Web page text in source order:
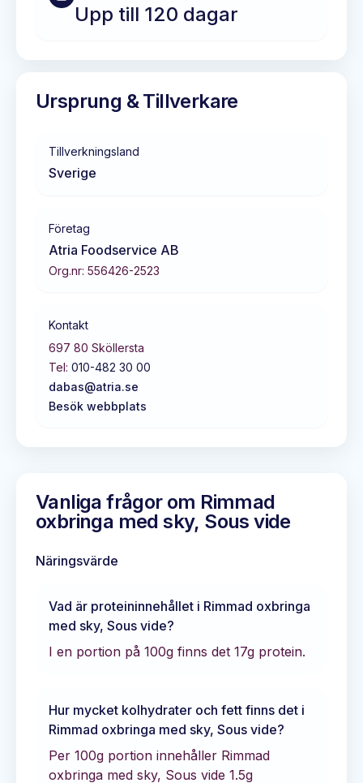
Upp till 120 dagar
Ursprung & Tillverkare
Tillverkningsland
Sverige
Företag
Atria Foodservice AB
Org.nr: 556426-2523
Kontakt
697 80 Sköllersta
Tel: 010-482 30 00
dabas@atria.se
Besök webbplats
Vanliga frågor om Rimmad
oxbringa med sky, Sous vide
Näringsvärde
Vad är proteininnehållet i Rimmad oxbringa
med sky, Sous vide?
I en portion på 100g finns det 17g protein.
Hur mycket kolhydrater och fett finns det i
Rimmad oxbringa med sky, Sous vide?
Per 100g portion innehåller Rimmad
oxbringa med sky, Sous vide 1.5g